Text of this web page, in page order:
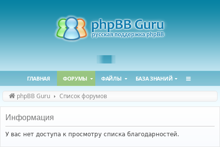
ГЛАВНАЯ ФОРУМЫ ФАЙЛЫ БАЗА ЗНАНИЙ
phpBB Guru Список форумов
Информация
У вас нет доступа к просмотру списка благодарностей.